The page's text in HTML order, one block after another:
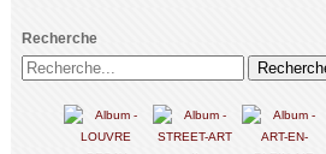
Recherche